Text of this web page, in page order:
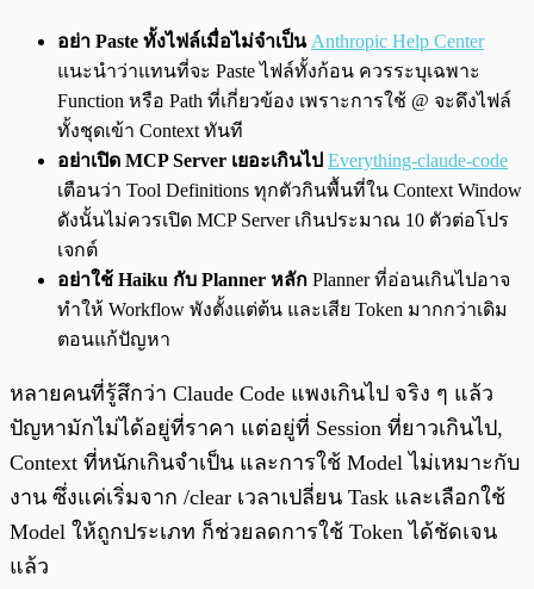
อย่า Paste ทั้งไฟล์เมื่อไม่จำเป็น Anthropic Help Center
แนะนำว่าแทนที่จะ Paste ไฟล์ทั้งก้อน ควรระบุเฉพาะ
Function หรือ Path ที่เกี่ยวข้อง เพราะการใช้ @ จะดึงไฟล์
ทั้งชุดเข้า Context ทันที
อย่าเปิด MCP Server เยอะเกินไป Everything-claude-code
เตือนว่า Tool Definitions ทุกตัวกินพื้นที่ใน Context Window
ดังนั้นไม่ควรเปิด MCP Server เกินประมาณ 10 ตัวต่อโปร
เจกต์
อย่าใช้ Haiku กับ Planner หลัก Planner ที่อ่อนเกินไปอาจ
ทำให้ Workflow พังตั้งแต่ต้น และเสีย Token มากกว่าเดิม
ตอนแก้ปัญหา
หลายคนที่รู้สึกว่า Claude Code แพงเกินไป จริง ๆ แล้ว
ปัญหามักไม่ได้อยู่ที่ราคา แต่อยู่ที่ Session ที่ยาวเกินไป,
Context ที่หนักเกินจำเป็น และการใช้ Model ไม่เหมาะกับ
งาน ซึ่งแค่เริ่มจาก /clear เวลาเปลี่ยน Task และเลือกใช้
Model ให้ถูกประเภท ก็ช่วยลดการใช้ Token ได้ชัดเจน
แล้ว